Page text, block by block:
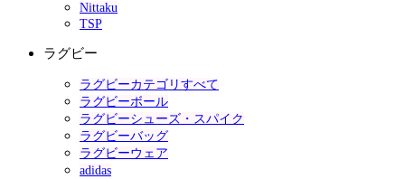
Nittaku
TSP
ラグビー
ラグビーカテゴリすべて
ラグビーボール
ラグビーシューズ・スパイク
ラグビーバッグ
ラグビーウェア
adidas